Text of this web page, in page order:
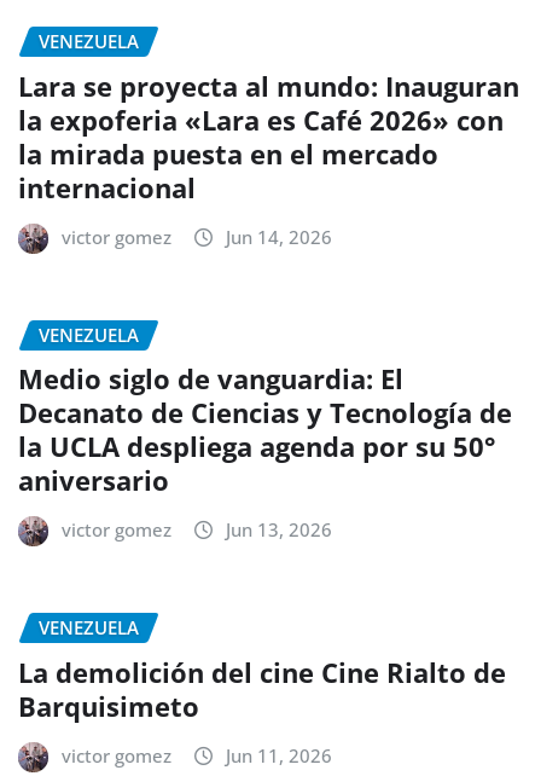
VENEZUELA
Lara se proyecta al mundo: Inauguran
la expoferia «Lara es Café 2026» con
la mirada puesta en el mercado
internacional
victor gomez Jun 14, 2026
VENEZUELA
Medio siglo de vanguardia: El
Decanato de Ciencias y Tecnología de
la UCLA despliega agenda por su 50°
aniversario
victor gomez Jun 13, 2026
VENEZUELA
La demolición del cine Cine Rialto de
Barquisimeto
victor gomez Jun 11, 2026